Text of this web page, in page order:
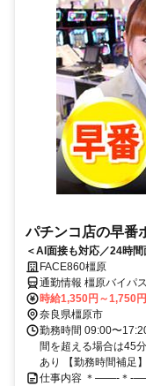
パチンコ店の早番
＜AI面接も対応／24時
ナシで楽々!髪色自由・
FACE860橿原
通勤情報 橿原バイパ
時給1,350円～1,750円
奈良県橿原市
勤務時間 09:00〜
間を超える場合は45
あり 【勤務時間補足
仕事内容 ＊――-＊-